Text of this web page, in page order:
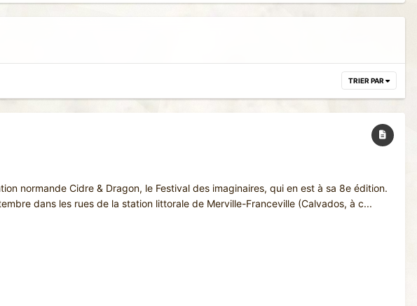
TRIER PAR
normande Cidre & Dragon, le Festival des imaginaires, qui en est à sa 8e édition.
dans les rues de la station littorale de Merville-Franceville (Calvados, à c...